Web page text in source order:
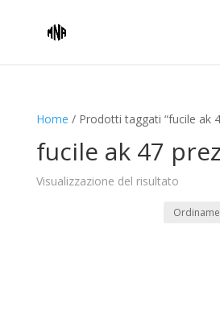
Home / Prodotti taggati “fucile ak
fucile ak 47
Visualizzazione del risultato